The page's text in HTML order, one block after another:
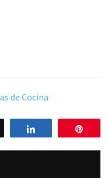
de Cocina
Compartir